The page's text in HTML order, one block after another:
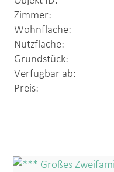
Zimmer:
Wohnfläche:
Nutzfläche:
Grundstück:
Verfügbar ab:
Preis: